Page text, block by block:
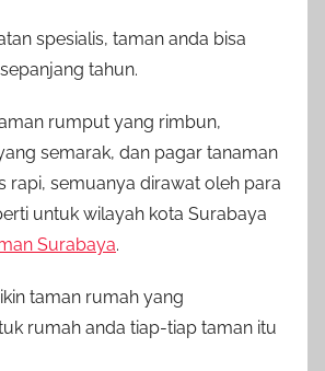
spesialis, taman anda bisa
tahun.
rumput yang rimbun,
semarak, dan pagar tanaman
rapi, semuanya dirawat oleh para
untuk wilayah kota Surabaya
Surabaya.
taman rumah yang
rumah anda tiap-tiap taman itu